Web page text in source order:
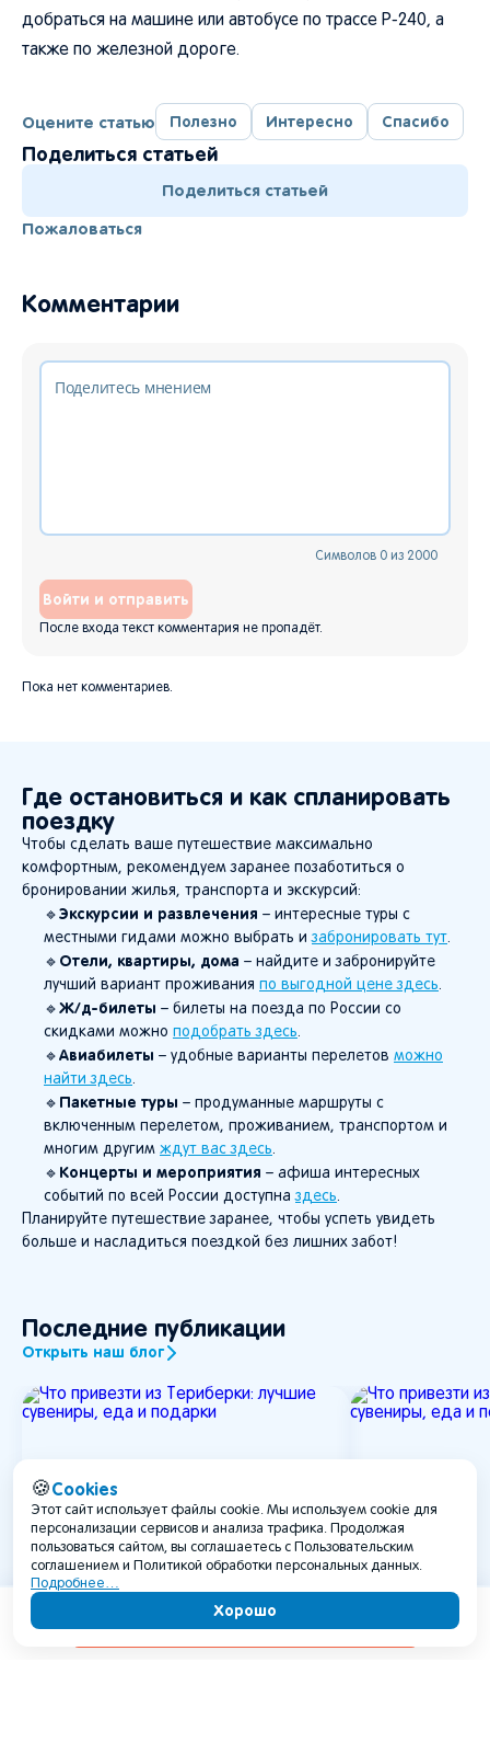
добраться на машине или автобусе по трассе Р-240, а
также по железной дороге.
Оцените статью Полезно Интересно Спасибо
Поделиться статьей
Поделиться статьей
Пожаловаться
Содержание
Комментарии
Символов 0 из 2000
Войти и отправить
После входа текст комментария не пропадёт.
Пока нет комментариев.
Где остановиться и как спланировать
поездку
Чтобы сделать ваше путешествие максимально
комфортным, рекомендуем заранее позаботиться о
бронировании жилья, транспорта и экскурсий:
🔹 Экскурсии и развлечения – интересные туры с
местными гидами можно выбрать и забронировать тут.
🔹 Отели, квартиры, дома – найдите и забронируйте
лучший вариант проживания по выгодной цене здесь.
🔹 Ж/д-билеты – билеты на поезда по России со
скидками можно подобрать здесь.
🔹 Авиабилеты – удобные варианты перелетов можно
найти здесь.
🔹 Пакетные туры – продуманные маршруты с
включенным перелетом, проживанием, транспортом и
многим другим ждут вас здесь.
🔹 Концерты и мероприятия – афиша интересных
событий по всей России доступна здесь.
Планируйте путешествие заранее, чтобы успеть увидеть
больше и насладиться поездкой без лишних забот!
Последние публикации
Открыть наш блог
Что привезти из Териберки:
Что
🍪Cookies
Этот сайт использует файлы cookie. Мы используем cookie для
персонализации сервисов и анализа трафика. Продолжая
пользоваться сайтом, вы соглашаетесь с Пользовательским
соглашением и Политикой обработки персональных данных.
Подробнее…
Хорошо